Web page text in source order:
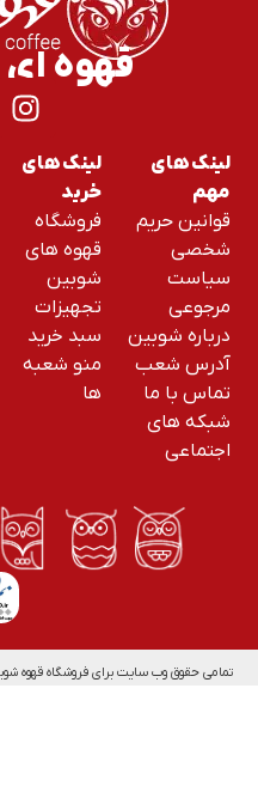
قهوه ای
لینک های
مهم
قوانین حریم
شخصی
سیاست
مرجوعی
درباره شوبین
آدرس شعب
تماس با ما
شبکه های
اجتماعی
لینک های
خرید
فروشگاه
قهوه های
شوبین
تجهیزات
سبد خرید
منو شعبه
ها
تمامی حقوق وب سایت برای فروشگاه قهوه